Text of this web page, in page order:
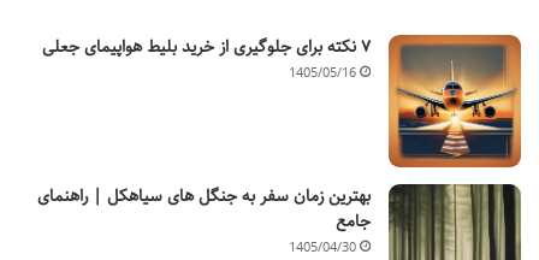
۷ نکته برای جلوگیری از خرید بلیط هواپیمای جعلی
1405/05/16
بهترین زمان سفر به جنگل های سیاهکل | راهنمای
جامع
1405/04/30